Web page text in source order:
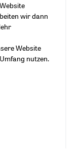
wir dann
Website
nutzen.